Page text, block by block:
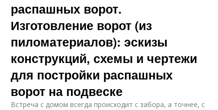
распашных ворот.
Изготовление ворот (из
пиломатериалов): эскизы
конструкций, схемы и чертежи
для постройки распашных
ворот на подвеске
Встреча с домом всегда происходит с забора, а точнее, с